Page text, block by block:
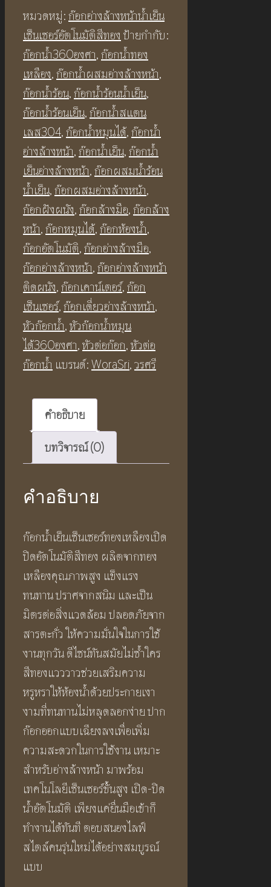
น้ำ
เย็น
เซ็นเซอร์
ทอง
เหลือง
เปิด
ปิด
อัตโนมัติ
สี
ทอง
BF32
Automatic
Sensor
Faucet
ชิ้น
หมวดหมู่:ก๊อกอ่างล้างหน้าน้ำเย็น
เซ็นเซอร์อัตโนมัติสีทอง ป้ายกำกับ:
ก๊อกน้ำ360องศา,ก๊อกน้ำทอง
เหลือง,ก๊อกน้ำผสมอ่างล้างหน้า,
ก๊อกน้ำร้อน,ก๊อกน้ำร้อนน้ำเย็น,
ก๊อกน้ำร้อนเย็น,ก๊อกน้ำสแตน
เลส304,ก๊อกน้ำหมุนได้,ก๊อกน้ำ
อ่างล้างหน้า,ก๊อกน้ำเย็น,ก๊อกน้ำ
เย็นอ่างล้างหน้า,ก๊อกผสมน้ำร้อน
น้ำเย็น,ก๊อกผสมอ่างล้างหน้า,
ก๊อกฝังผนัง,ก๊อกล้างมือ,ก๊อกล้าง
หน้า,ก๊อกหมุนได้,ก๊อกห้องน้ำ,
ก๊อกอัตโนมัติ,ก๊อกอ่างล้างมือ,
ก๊อกอ่างล้างหน้า,ก๊อกอ่างล้างหน้า
ติดผนัง,ก๊อกเคาน์เตอร์,ก๊อก
เซ็นเซอร์,ก๊อกเดี่ยวอ่างล้างหน้า,
หัวก๊อกน้ำ,หัวก๊อกน้ำหมุน
ได้360องศา,หัวต่อก๊อก,หัวต่อ
ก๊อกน้ำ แบรนด์:WoraSri,วรศรี
คำอธิบาย
บทวิจารณ์ (0)
คำอธิบาย
ก๊อกน้ำเย็นเซ็นเซอร์ทองเหลืองเปิด
ปิดอัตโนมัติสีทอง ผลิตจากทอง
เหลืองคุณภาพสูง แข็งแรง
ทนทาน ปราศจากสนิม และเป็น
มิตรต่อสิ่งแวดล้อม ปลอดภัยจาก
สารตะกั่ว ให้ความมั่นใจในการใช้
งานทุกวัน ดีไซน์ทันสมัยไม่ซ้ำใคร
สีทองแวววาวช่วยเสริมความ
หรูหราให้ห้องน้ำด้วยประกายเงา
งามที่ทนทานไม่หลุดลอกง่าย ปาก
ก๊อกออกแบบเฉียงลงเพื่อเพิ่ม
ความสะดวกในการใช้งาน เหมาะ
สำหรับอ่างล้างหน้า มาพร้อม
เทคโนโลยีเซ็นเซอร์ขั้นสูง เปิด-ปิด
น้ำอัตโนมัติ เพียงแค่ยื่นมือเข้าก็
ทำงานได้ทันที ตอบสนองไลฟ์
สไตล์คนรุ่นใหม่ได้อย่างสมบูรณ์
แบบ